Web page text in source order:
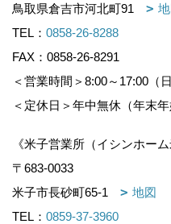
鳥取県倉吉市河北町91
TEL： 0858-26-8288
FAX：0858-26-8291
＜営業時間＞8:00～17:00（
＜定休日＞年中無休（年末年
《米子営業所（イシンホーム
〒683-0033
米子市長砂町65-1
地図
TEL： 0859-37-3960